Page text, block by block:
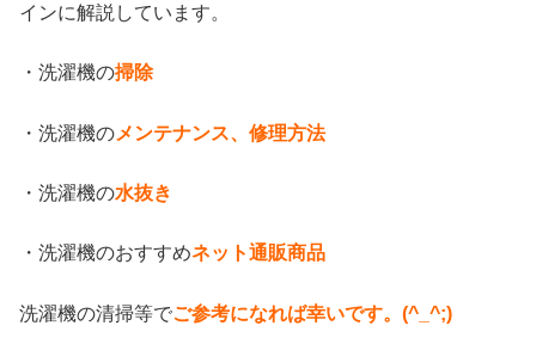
インに解説しています。
・洗濯機の掃除
・洗濯機のメンテナンス、修理方法
・洗濯機の水抜き
・洗濯機のおすすめネット通販商品
洗濯機の清掃等でご参考になれば幸いです。(^_^;)